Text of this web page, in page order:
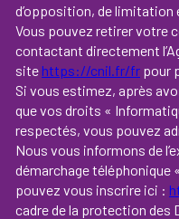
d’opposition, de limitation
Vous pouvez retirer votre
contactant directement
site https://cnil.fr/fr pour
Si vous estimez, après
que vos droits «
respectés, vous pouvez
Nous vous informons de
démarchage téléphonique
pouvez vous inscrire ici :
cadre de la protection des